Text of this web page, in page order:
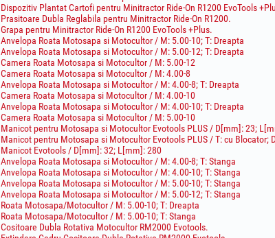
Dispozitiv Plantat Cartofi pentru Minitractor Ride-On R1200 EvoTools
Prasitoare Dubla Reglabila pentru Minitractor Ride-On R1200.
Grapa pentru Minitractor Ride-On R1200 EvoTools +Plus.
Anvelopa Roata Motosapa si Motocultor / M: 5.00-10; T: Dreapta
Anvelopa Roata Motosapa si Motocultor / M: 5.00-12; T: Dreapta
Camera Roata Motosapa si Motocultor / M: 5.00-12
Camera Roata Motosapa si Motocultor / M: 4.00-8
Anvelopa Roata Motosapa si Motocultor / M: 4.00-8; T: Dreapta
Camera Roata Motosapa si Motocultor / M: 4.00-10
Anvelopa Roata Motosapa si Motocultor / M: 4.00-10; T: Dreapta
Camera Roata Motosapa si Motocultor / M: 5.00-10
Manicot pentru Motosapa si Motocultor Evotools PLUS / D[mm]: 23;
Manicot pentru Motosapa si Motocultor Evotools PLUS / T: cu Blocator;
Manicot Evotools / D[mm]: 32; L[mm]: 280
Anvelopa Roata Motosapa si Motocultor / M: 4.00-8; T: Stanga
Anvelopa Roata Motosapa si Motocultor / M: 4.00-10; T: Stanga
Anvelopa Roata Motosapa si Motocultor / M: 5.00-10; T: Stanga
Anvelopa Roata Motosapa si Motocultor / M: 5.00-12; T: Stanga
Roata Motosapa/Motocultor / M: 5.00-10; T: Dreapta
Roata Motosapa/Motocultor / M: 5.00-10; T: Stanga
Cositoare Dubla Rotativa Motocultor RM2000 Evotools.